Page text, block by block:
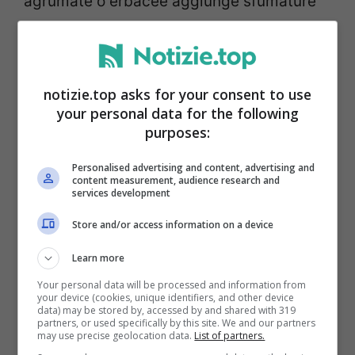
si rivela un alleato ideale. Con il suo
profilo aromatico che bilancia ginepro,
scorze di arancia italiana e spezie delicate,
dona al Negroni una profondità piacevole e
mai invadente.
Malfy Gin Originaleabbraccia palato e
olfatto con un bouquet che unisce ginepro,
scorze di arancia italiana e spezie delicate.
La combinazione crea un corpo aromatico
fresco e bilanciato, in grado di sposarsi
notizie.top asks for your consent to use
your personal data for the following
purposes:
Personalised advertising and content, advertising and
content measurement, audience research and
services development
Store and/or access information on a device
Learn more
Your personal data will be processed and information from
your device (cookies, unique identifiers, and other device
data) may be stored by, accessed by and shared with 319
partners, or used specifically by this site. We and our partners
may use precise geolocation data. List of partners.